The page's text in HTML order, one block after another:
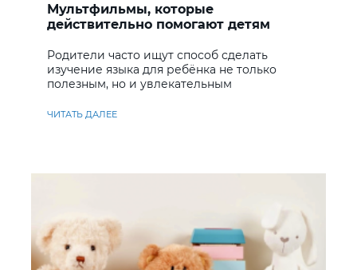
Мультфильмы, которые
действительно помогают детям
Родители часто ищут способ сделать
изучение языка для ребёнка не только
полезным, но и увлекательным
ЧИТАТЬ ДАЛЕЕ